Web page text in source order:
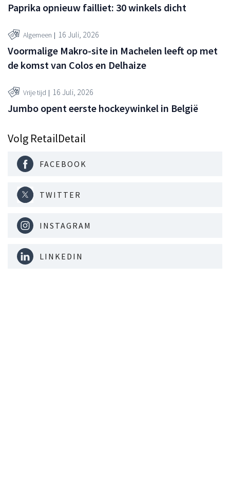
Paprika opnieuw failliet: 30 winkels dicht
Algemeen 16 Juli, 2026
Voormalige Makro-site in Machelen leeft op met
de komst van Colos en Delhaize
Vrije tijd 16 Juli, 2026
Jumbo opent eerste hockeywinkel in België
Volg RetailDetail
FACEBOOK
TWITTER
INSTAGRAM
LINKEDIN